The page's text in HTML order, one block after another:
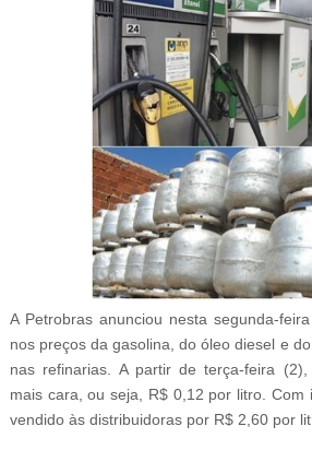
A Petrobras anunciou nesta segunda-
nos preços da gasolina, do óleo diesel e
nas refinarias. A partir de terça-feira
mais cara, ou seja, R$ 0,12 por litro. Com
vendido às distribuidoras por R$ 2,60 por